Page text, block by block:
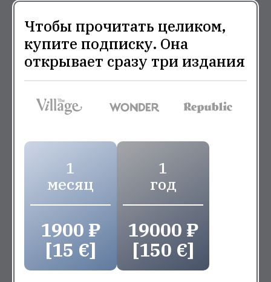
Чтобы прочитать целиком,
купите подписку. Она
открывает сразу три издания
1
месяц
1900 ₽
[15 €]
1
год
19000 ₽
[150 €]